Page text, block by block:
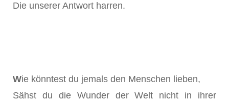
Die unserer Antwort harren.
Wie könntest du jemals den Menschen lieben,
Sähst du die Wunder der Welt nicht in ihrer